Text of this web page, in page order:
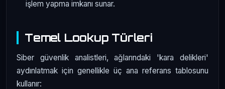
işlem yapma imkanı sunar.
Temel Lookup Türleri
Siber güvenlik analistleri, ağlarındaki 'kara delikleri'
aydınlatmak için genellikle üç ana referans tablosunu
kullanır: